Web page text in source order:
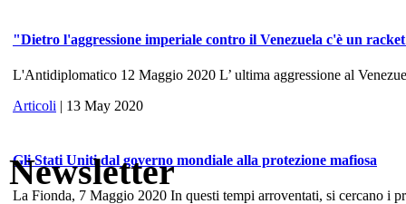
"Dietro l'aggressione imperiale contro il Venezuela c'è un
L'Antidiplomatico 12 Maggio 2020 L’ ultima aggressione al
Articoli | 13 May 2020
Gli Stati Uniti dal governo mondiale alla protezione mafiosa
La Fionda, 7 Maggio 2020 In questi tempi arroventati, si cercano i
Newsletter